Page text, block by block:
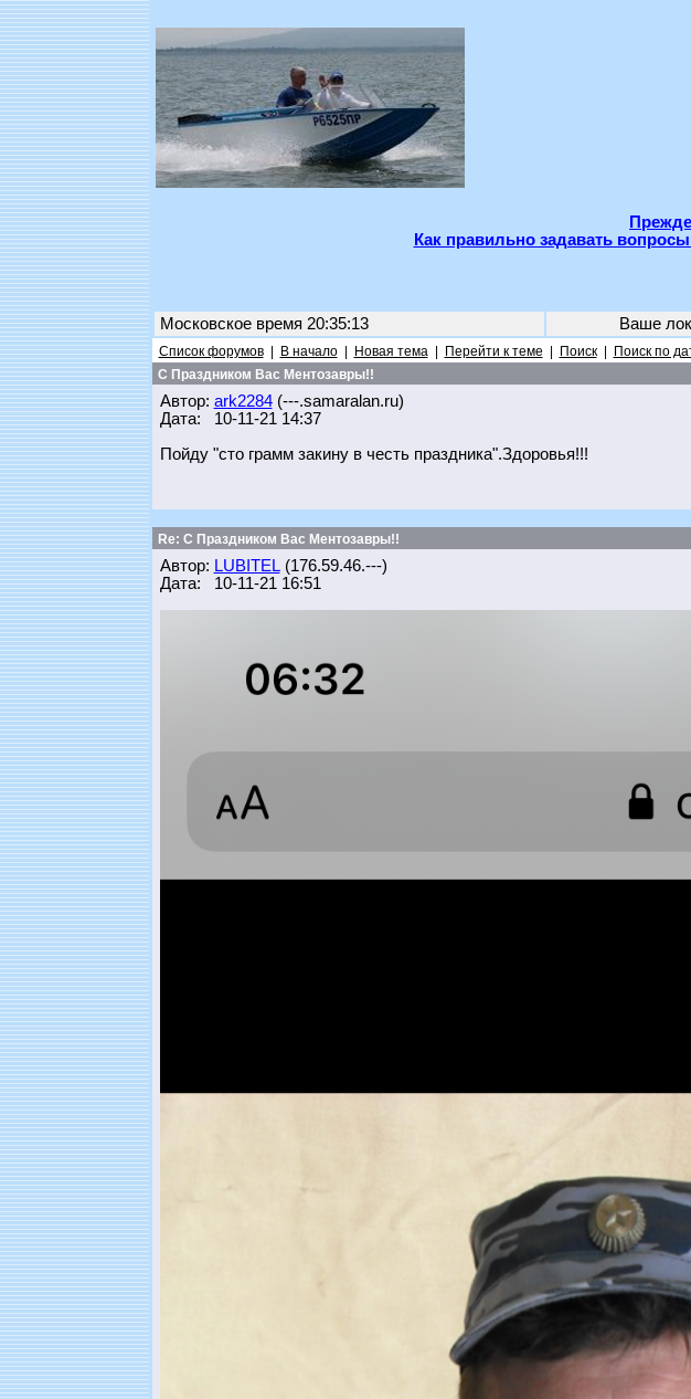
Как правильно задавать
Московское время 20:35:13 Ваше
Список форумов| В начало| Новая тема| Перейти к теме Поиск| Поиск по
С Праздником Вас Ментозавры!!
Автор: ark2284(---.samaralan.ru)
Дата: 10-11-21 14:37
Пойду "сто грамм закину в честь праздника".Здоровья!!!
Re: С Праздником Вас Ментозавры!!
Автор: LUBITEL(176.59.46.---)
Дата: 10-11-21 16:51